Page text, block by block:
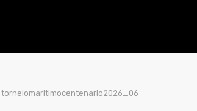
torneiomaritimocentenario2026_06